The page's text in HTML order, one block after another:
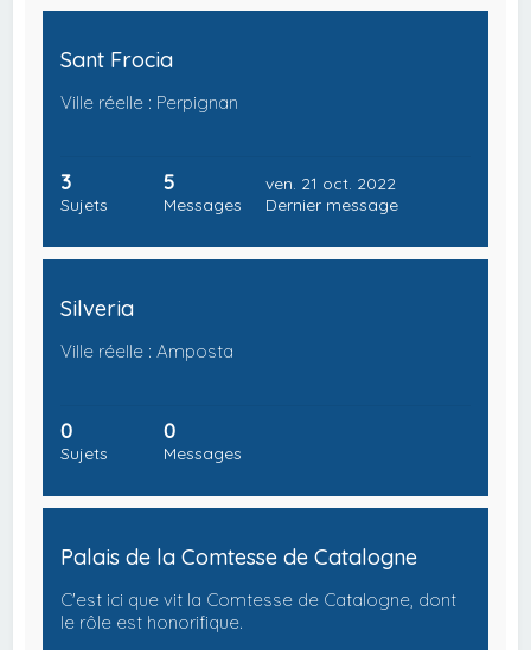
Sant Frocia
Ville réelle : Perpignan
3
Sujets
5
Messages
ven. 21 oct. 2022
Dernier message
Silveria
Ville réelle : Amposta
0
Sujets
0
Messages
Palais de la Comtesse de Catalogne
C'est ici que vit la Comtesse de Catalogne, dont
le rôle est honorifique.